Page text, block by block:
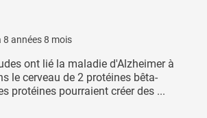
8 années 8 mois
ont lié la maladie d'Alzheimer à
le cerveau de 2 protéines bêta-
protéines pourraient créer des ...